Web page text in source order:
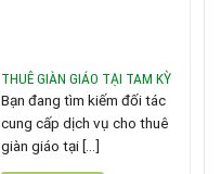
THUÊ GIÀN GIÁO TẠI TAM KỲ
Bạn đang tìm kiếm đối tác
cung cấp dịch vụ cho thuê
giàn giáo tại [...]